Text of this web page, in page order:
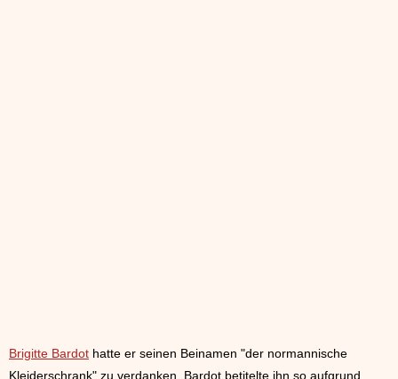
Brigitte Bardot hatte er seinen Beinamen "der normannische
Kleiderschrank" zu verdanken. Bardot betitelte ihn so aufgrund